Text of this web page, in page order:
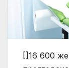
[]16 600